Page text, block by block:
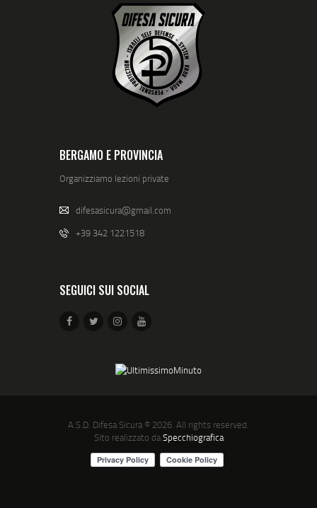
BERGAMO E PROVINCIA
Organizziamo lezioni private
difesasicura@gmail.com
+39 342 1221518
SEGUICI SUI SOCIAL
A.S.D. Difesa Sicura © 2026. All rights reserved.
Sito realizzato daSpecchiografica